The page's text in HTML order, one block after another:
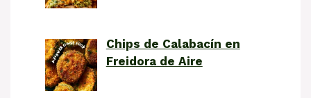
Chips de Calabacín en
Freidora de Aire